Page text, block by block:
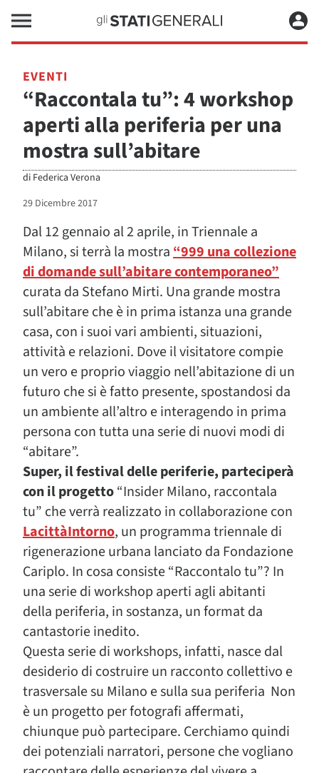
EVENTI
“Raccontala tu”: 4 workshop
aperti alla periferia per una
mostra sull’abitare
di Federica Verona
29 Dicembre 2017
Dal 12 gennaio al 2 aprile, in Triennale a
Milano, si terrà la mostra“999 una collezione
di domande sull’abitare contemporaneo”
curata da Stefano Mirti. Una grande mostra
sull’abitare che è in prima istanza una grande
casa, con i suoi vari ambienti, situazioni,
attività e relazioni. Dove il visitatore compie
un vero e proprio viaggio nell’abitazione di un
futuro che si è fatto presente, spostandosi da
un ambiente all’altro e interagendo in prima
persona con tutta una serie di nuovi modi di
“abitare”.
Super, il festival delle periferie, parteciperà
con il progetto“Insider Milano, raccontala
tu” che verrà realizzato in collaborazione con
LacittàIntorno, un programma triennale di
rigenerazione urbana lanciato da Fondazione
Cariplo. In cosa consiste “Raccontalo tu”? In
una serie di workshop aperti agli abitanti
della periferia, in sostanza, un format da
cantastorie inedito.
Questa serie di workshops, infatti, nasce dal
desiderio di costruire un racconto collettivo e
trasversale su Milano e sulla sua periferia Non
è un progetto per fotografi affermati,
chiunque può partecipare. Cerchiamo quindi
dei potenziali narratori, persone che vogliano